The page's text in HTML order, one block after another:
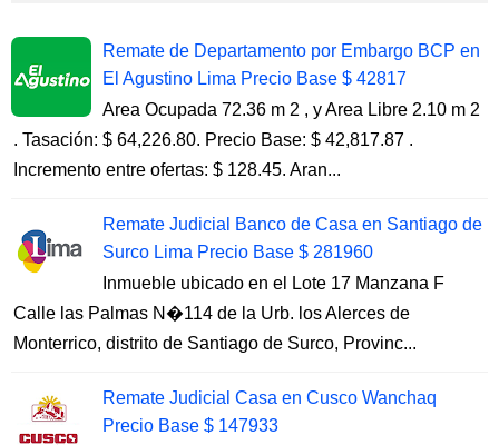
Remate de Departamento por Embargo BCP en
El Agustino Lima Precio Base $ 42817
Area Ocupada 72.36 m 2 , y Area Libre 2.10 m 2
. Tasación: $ 64,226.80. Precio Base: $ 42,817.87 .
Incremento entre ofertas: $ 128.45. Aran...
Remate Judicial Banco de Casa en Santiago de
Surco Lima Precio Base $ 281960
Inmueble ubicado en el Lote 17 Manzana F
Calle las Palmas N�114 de la Urb. los Alerces de
Monterrico, distrito de Santiago de Surco, Provinc...
Remate Judicial Casa en Cusco Wanchaq
Precio Base $ 147933